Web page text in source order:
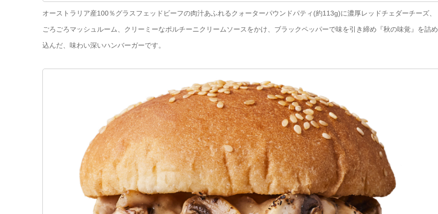
オーストラリア産100％グラスフェッドビーフの肉汁あふれるクォーターパウンドパティ(約113g)に濃厚レッドチェダーチーズ、
ごろごろマッシュルーム、クリーミーなポルチーニクリームソースをかけ、ブラックペッパーで味を引き締め『秋の味覚』を詰め
込んだ、味わい深いハンバーガーです。